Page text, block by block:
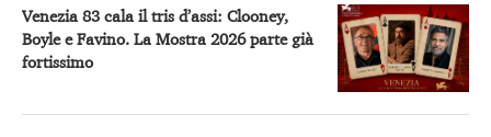
Venezia 83 cala il tris d’assi: Clooney,
Boyle e Favino. La Mostra 2026 parte già
fortissimo